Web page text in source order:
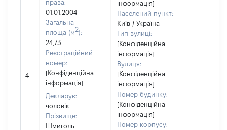
4
права:
01.01.2004
Загальна
площа (м2):
24,73
Реєстраційний
номер:
[Конфіденційна
інформація]
Декларує:
чоловік
Прізвище:
Шмиголь
інформація]
Населений пункт:
Київ / Україна
Тип вулиці:
[Конфіденційна
інформація]
Вулиця:
[Конфіденційна
інформація]
Номер будинку:
[Конфіденційна
інформація]
Номер корпусу: